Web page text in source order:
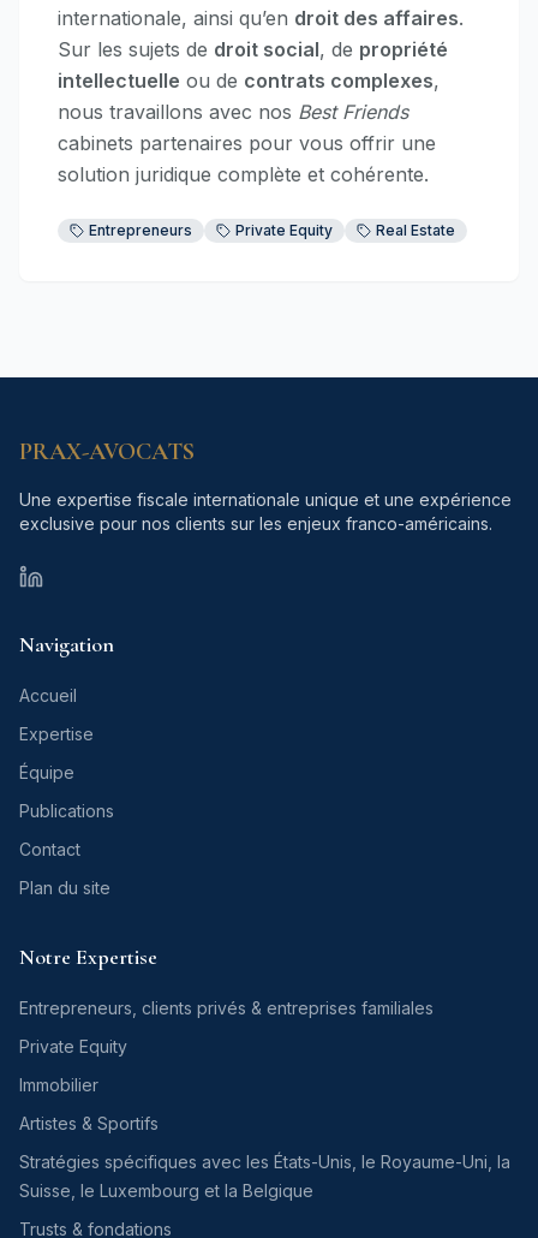
internationale, ainsi qu’en droit des affaires.
Sur les sujets de droit social, de propriété
intellectuelle ou de contrats complexes,
nous travaillons avec nos Best Friends
cabinets partenaires pour vous offrir une
solution juridique complète et cohérente.
Entrepreneurs Private Equity Real Estate
PRAX-AVOCATS
Une expertise fiscale internationale unique et une expérience
exclusive pour nos clients sur les enjeux franco-américains.
Navigation
Accueil
Expertise
Équipe
Publications
Contact
Plan du site
Notre Expertise
Entrepreneurs, clients privés & entreprises familiales
Private Equity
Immobilier
Artistes & Sportifs
Stratégies spécifiques avec les États-Unis, le Royaume-Uni, la
Suisse, le Luxembourg et la Belgique
Trusts & fondations